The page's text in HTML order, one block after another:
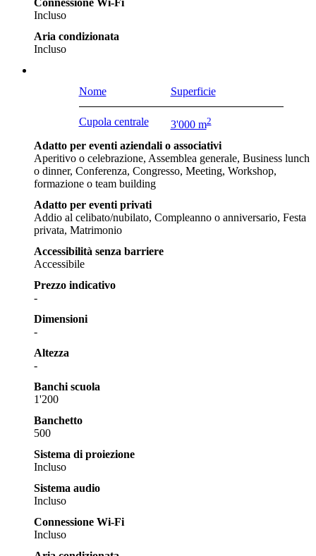
Incluso
Aria condizionata
Incluso
Nome Superficie
Cupola centrale 3'000 m2
Adatto per eventi aziendali o associativi
Aperitivo o celebrazione, Assemblea generale, Business lunch
o dinner, Conferenza, Congresso, Meeting, Workshop,
formazione o team building
Adatto per eventi privati
Addio al celibato/nubilato, Compleanno o anniversario, Festa
privata, Matrimonio
Accessibilità senza barriere
Accessibile
Prezzo indicativo
-
Dimensioni
-
Altezza
-
Banchi scuola
1'200
Banchetto
500
Sistema di proiezione
Incluso
Sistema audio
Incluso
Connessione Wi-Fi
Incluso